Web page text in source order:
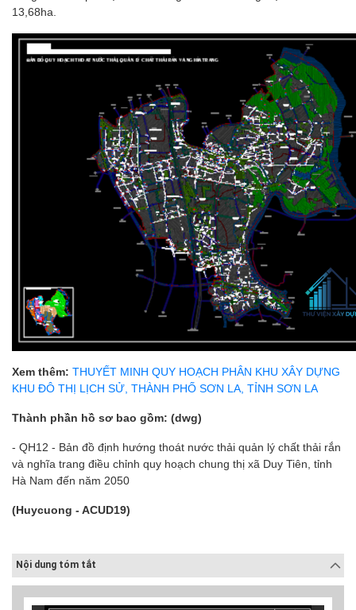
13,68ha.
Xem thêm: THUYẾT MINH QUY HOẠCH PHÂN KHU XÂY DỰNG
KHU ĐÔ THỊ LỊCH SỬ, THÀNH PHỐ SƠN LA, TỈNH SƠN LA
Thành phần hồ sơ bao gồm: (dwg)
- QH12 - Bản đồ định hướng thoát nước thải quản lý chất thải rắn
và nghĩa trang điều chỉnh quy hoạch chung thị xã Duy Tiên, tỉnh
Hà Nam đến năm 2050
(Huycuong - ACUD19)
Nội dung tóm tắt